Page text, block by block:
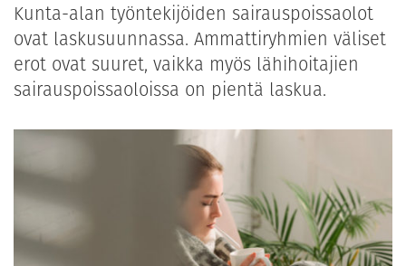
Kunta-alan työntekijöiden sairauspoissaolot
ovat laskusuunnassa. Ammattiryhmien väliset
erot ovat suuret, vaikka myös lähihoitajien
sairauspoissaoloissa on pientä laskua.